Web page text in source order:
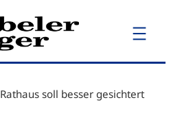
Rathaus soll besser gesichtert